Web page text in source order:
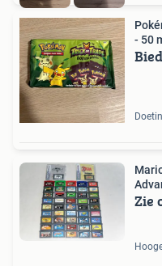
- 50
Zie